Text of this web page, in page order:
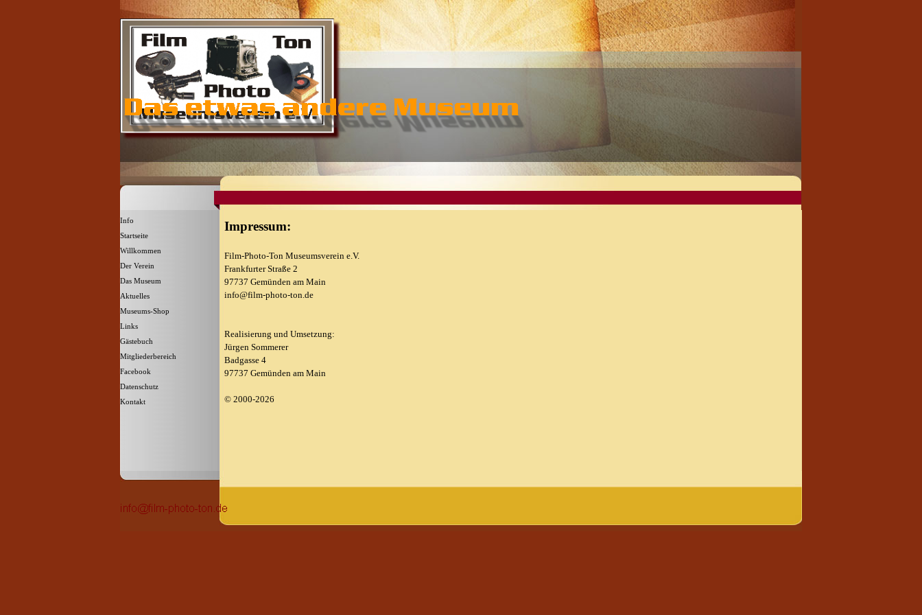
Info
Startseite
Willkommen
Der Verein
Das Museum
Aktuelles
Museums-Shop
Links
Gästebuch
Mitgliederbereich
Facebook
Datenschutz
Kontakt
Impressum:
Film-Photo-Ton Museumsverein e.V.
Frankfurter Straße 2
97737 Gemünden am Main
info@film-photo-ton.de
Realisierung und Umsetzung:
Jürgen Sommerer
Badgasse 4
97737 Gemünden am Main
© 2000-2026